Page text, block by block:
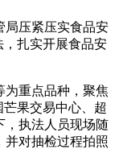
压紧压实食品安
，扎实开展食品安
重点品种，聚焦
果交易中心、超
，执法人员现场随
并对抽检过程拍照